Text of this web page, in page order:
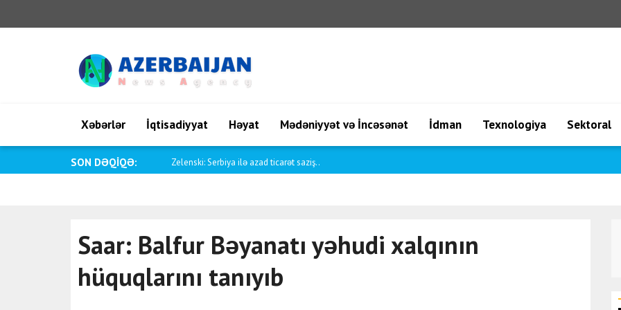
Xəbərlər İqtisadiyyat Həyat Mədəniyyət və İncəsənət İdman Texnologiya Sektoral
SON DƏQİQƏ: Jetten: Azadlıqların və LGBTİ hüquqların..
Saar: Balfur Bəyanatı yəhudi xalqının
hüquqlarını tanıyıb